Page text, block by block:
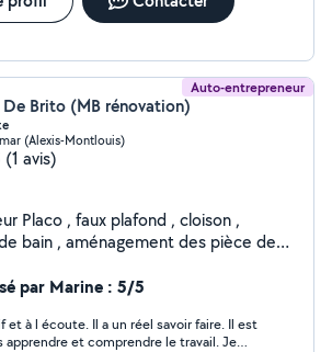
Auto-entrepreneur
De Brito (MB rénovation)
(Alexis-Montlouis)
(1 avis)
Placo , faux plafond , cloison ,
bain , aménagement des pièce de
par Marine : 5/5
Il a un réel savoir faire. Il est
apprendre et comprendre le travail. Je